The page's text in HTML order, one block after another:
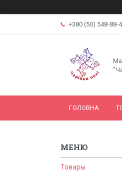
+380 (50) 548-88-
ГОЛОВНА
Товары